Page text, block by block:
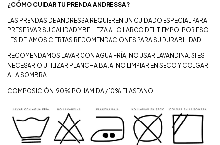
¿CÓMO CUIDAR TU PRENDA ANDRESSA?
LAS PRENDAS DE ANDRESSA REQUIEREN UN CUIDADO ESPECIAL PARA
PRESERVAR SU CALIDAD Y BELLEZA A LO LARGO DEL TIEMPO, POR ESO
LES DEJAMOS CIERTAS RECOMENDACIONES PARA SU DURABILIDAD.
RECOMENDAMOS LAVAR CON AGUA FRÍA, NO USAR LAVANDINA. SI ES
NECESARIO UTILIZAR PLANCHA BAJA. NO LIMPIAR EN SECO Y COLGAR
A LA SOMBRA.
COMPOSICIÓN: 90% POLIAMIDA / 10% ELASTANO